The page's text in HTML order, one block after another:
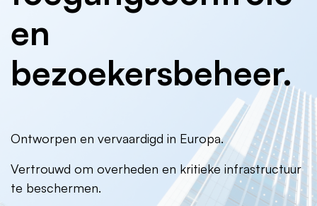
en
bezoekersbeheer.
Ontworpen en vervaardigd in Europa.
Vertrouwd om overheden en kritieke infrastructuur
te beschermen.